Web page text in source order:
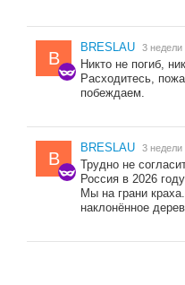
B
BRESLAU 3 недели
Никто не погиб,
Расходитесь,
побеждаем.
B
BRESLAU 3 недели
Трудно не
Россия в 2026
Мы на грани
наклонённое